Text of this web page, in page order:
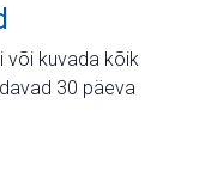
või kuvada kõik
30 päeva